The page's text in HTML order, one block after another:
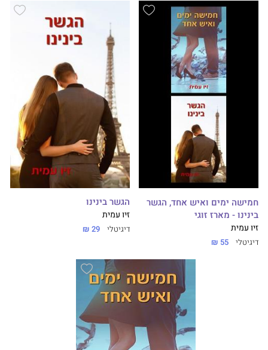
חמישה ימים ואיש אחד, הגשר
בינינו - מארז זוגי
זיו עמית
דיגיטלי 55 ₪
הגשר בינינו
זיו עמית
דיגיטלי 29 ₪